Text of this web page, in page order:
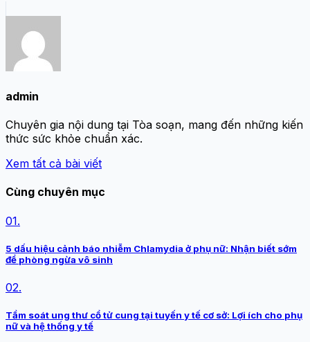
admin
Chuyên gia nội dung tại Tòa soạn, mang đến những kiến
thức sức khỏe chuẩn xác.
Xem tất cả bài viết
Cùng chuyên mục
01.
5 dấu hiệu cảnh báo nhiễm Chlamydia ở phụ nữ: Nhận biết sớm
để phòng ngừa vô sinh
02.
Tầm soát ung thư cổ tử cung tại tuyến y tế cơ sở: Lợi ích cho phụ
nữ và hệ thống y tế